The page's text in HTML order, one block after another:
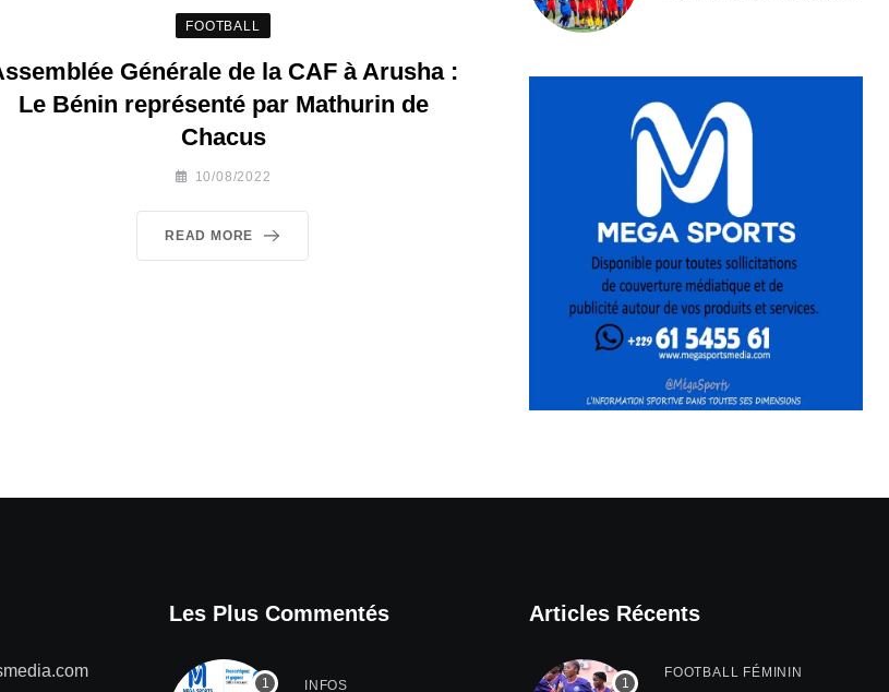
FOOTBALL
Générale de la CAF à Arusha :
Le Bénin représenté par Mathurin de
Chacus
10/08/2022
READ MORE
Les Plus Commentés
INFOS
Articles Récents
FOOTBALL FÉMININ